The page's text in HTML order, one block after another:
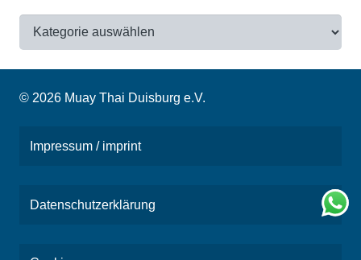
© 2026 Muay Thai Duisburg e.V.
Impressum / imprint
Datenschutzerklärung